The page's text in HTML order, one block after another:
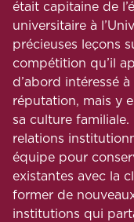
était capitaine de
universitaire à
précieuses leçons
compétition qu’il
d’abord intéressé
réputation, mais y
sa culture
relations
équipe pour
existantes avec la
former de
institutions qui